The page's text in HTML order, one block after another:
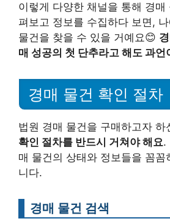
이렇게 다양한 채널을 통해 경매
펴보고 정보를 수집하다 보면,
물건을 찾을 수 있을 거예요😊
매 성공의 첫 단추라고 해도 과언
경매 물건 확인 절차
법원 경매 물건을 구매하고자 하
확인 절차를 반드시 거쳐야 해요.
매 물건의 상태와 정보들을 꼼꼼
니다.
경매 물건 검색